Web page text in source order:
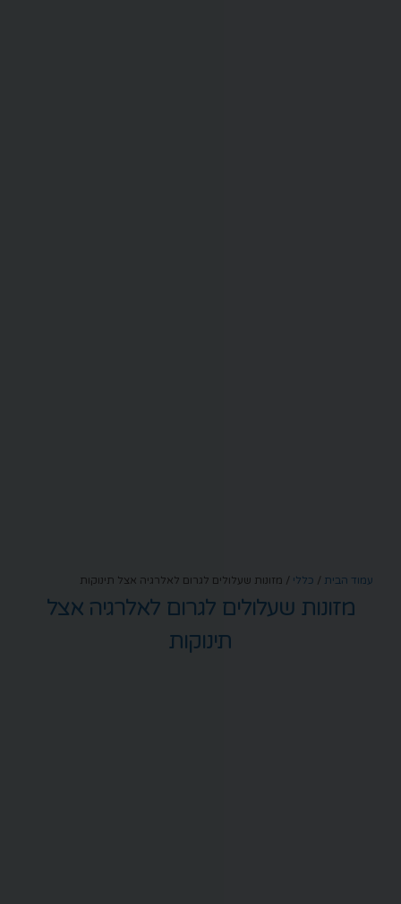
עמוד הבית/כללי/ מזונות שעלולים לגרום לאלרגיה אצל תינוקות
מזונות שעלולים לגרום לאלרגיה אצל
תינוקות